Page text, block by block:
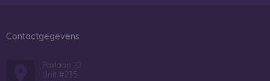
Contactgegevens
Paxlaan 10
Unit #235